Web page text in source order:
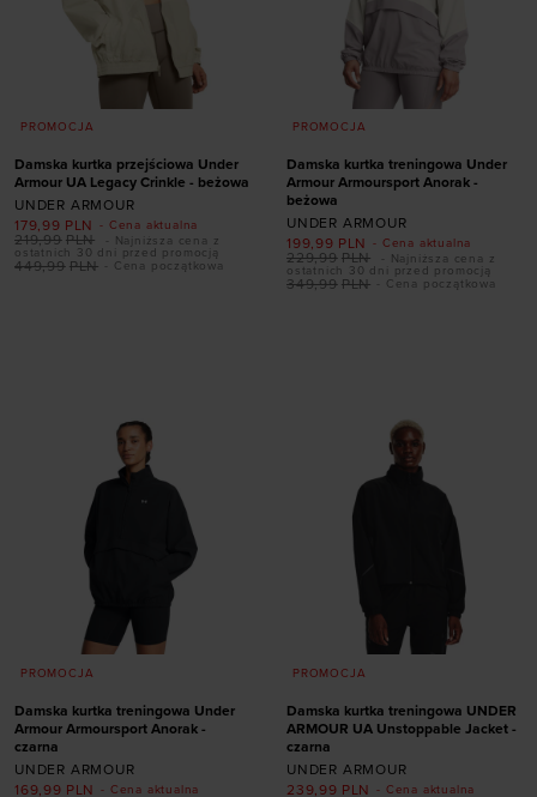
PROMOCJA
Damska kurtka przejściowa Under
Armour UA Legacy Crinkle - beżowa
UNDER ARMOUR
- Cena aktualna
179,99 PLN
- Cena początkowa
449,99 PLN
219,99 PLN
- Najniższa cena z
ostatnich 30 dni przed promocją
PROMOCJA
Damska kurtka treningowa Under
Armour Armoursport Anorak -
beżowa
UNDER ARMOUR
- Cena aktualna
199,99 PLN
- Cena początkowa
349,99 PLN
229,99 PLN
- Najniższa cena z
ostatnich 30 dni przed promocją
PROMOCJA
Damska kurtka treningowa Under
Armour Armoursport Anorak -
czarna
UNDER ARMOUR
- Cena aktualna
169,99 PLN
PROMOCJA
Damska kurtka treningowa UNDER
ARMOUR UA Unstoppable Jacket -
czarna
UNDER ARMOUR
- Cena aktualna
239,99 PLN